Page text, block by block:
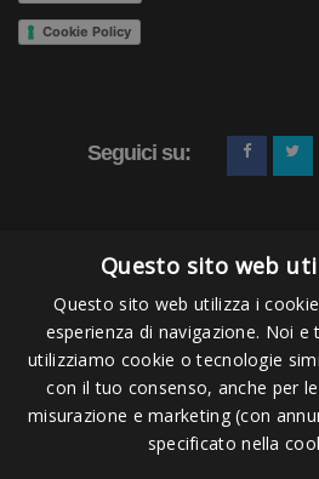
Cookie Policy
Seguici su:
Pagamenti
Questo sito web
Questo sito web utilizza i
esperienza di navigazione. Noi
utilizziamo cookie o tecnologie
con il tuo consenso, anche per
misurazione e marketing (con
specificato nella